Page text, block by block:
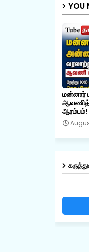
YOU
மன்னார்
ஆவணித்
ஆரம்பம்!